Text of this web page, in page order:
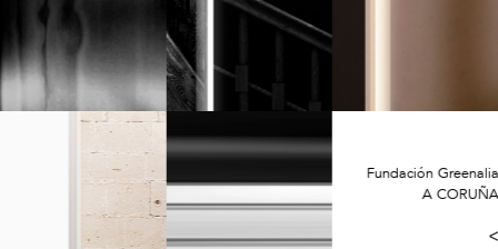
Proyectos
Estudio
Equipo
Fundación Greenalia
A CORUÑA
ᐸ